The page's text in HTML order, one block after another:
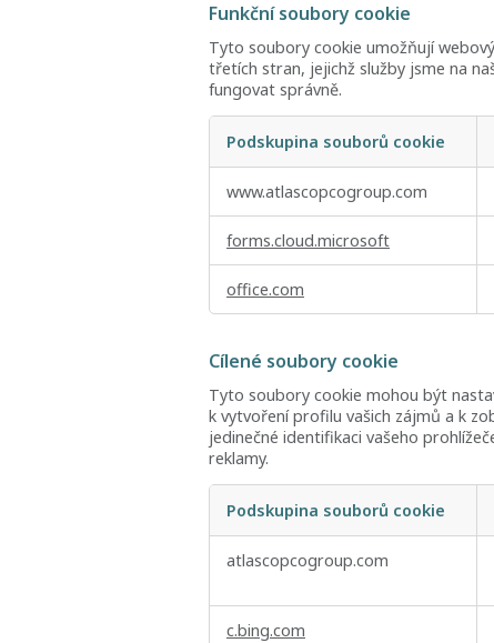
Funkční soubory cookie
Tyto soubory cookie umožňují
třetích stran, jejichž služby jsme na
fungovat správně.
cookie
Podskupina souborů cookie
www.atlascopcogroup.com
forms.cloud.microsoft
office.com
Cílené soubory cookie
Tyto soubory cookie mohou být
k vytvoření profilu vašich zájmů a k
jedinečné identifikaci vašeho
reklamy.
Cílené
cookie
Podskupina souborů cookie
atlascopcogroup.com
c.bing.com